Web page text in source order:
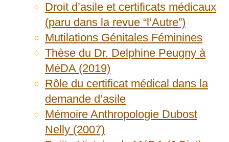
Droit d’asile et certificats médicaux
(paru dans la revue “l’Autre”)
Mutilations Génitales Féminines
Thèse du Dr. Delphine Peugny à
MéDA (2019)
Rôle du certificat médical dans la
demande d’asile
Mémoire Anthropologie Dubost
Nelly (2007)